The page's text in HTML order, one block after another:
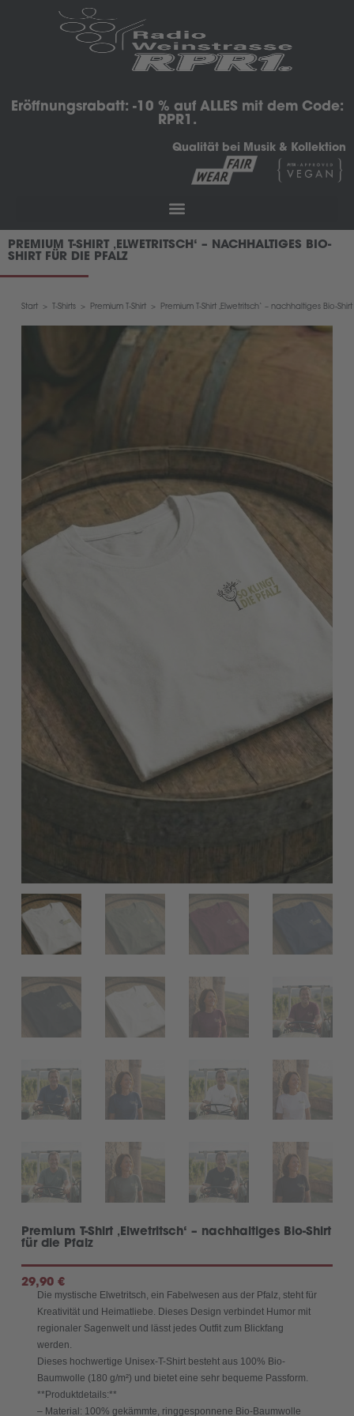
Eröffnungsrabatt: -10 % auf ALLES mit dem Code:
RPR1.
Qualität bei Musik & Kollektion
PREMIUM T-SHIRT ‚ELWETRITSCH‘ – NACHHALTIGES BIO-
SHIRT FÜR DIE PFALZ
Premium T-Shirt ‚Elwetritsch‘ – nachhaltiges Bio-Shirt
für die Pfalz
29,90 €
Die mystische Elwetritsch, ein Fabelwesen aus der Pfalz, steht für
Kreativität und Heimatliebe. Dieses Design verbindet Humor mit
regionaler Sagenwelt und lässt jedes Outfit zum Blickfang
werden.
Dieses hochwertige Unisex-T-Shirt besteht aus 100% Bio-
Baumwolle (180 g/m²) und bietet eine sehr bequeme Passform.
**Produktdetails:**
– Material: 100% gekämmte, ringgesponnene Bio-Baumwolle
Start > T-Shirts > Premium T-Shirt > Premium T-Shirt ‚Elwetritsch‘ – nachhaltiges Bio-